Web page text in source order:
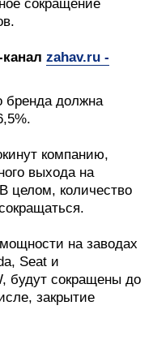
сокращение
zahav.ru -
бренда должна
компанию,
выхода на
целом, количество
на заводах
Seat и
будут сокращены до
закрытие